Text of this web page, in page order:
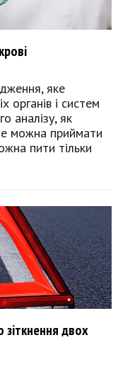
яке
органів і систем
аналізу, як
можна приймати
пити тільки
зіткнення двох